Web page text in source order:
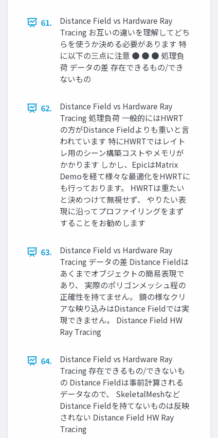
61.
Distance Field vs Hardware Ray
Tracing お互いの違いを理解してどち
らを使うか決める必要があります 特
に以下の三点に注意 ● ● ● 処理負
荷 データの差 存在できるもの/でき
ないもの
62.
Distance Field vs Hardware Ray
Tracing 処理負荷 一般的にはHWRT
の方がDistance Fieldよりも重いと言
われています 特にHWRTではレイト
レ用のシーン構築コストやメモリが
かかります しかし、EpicはMatrix
Demoを経て様々な最適化をHWRTに
も行っております。 HWRTは重たい
と決めつけて無視せず、 やりたい表
現に沿ってプロファイリングをまず
することをお勧めします
63.
Distance Field vs Hardware Ray
Tracing データの差 Distance Fieldは
あくまでオブジェクトの簡易表現で
あり、 実際のポリゴンメッシュ程の
正確性を持てません。 鏡の様なクリ
アな映り込みはDistance Fieldでは実
現できません。 Distance Field HW
Ray Tracing
64.
Distance Field vs Hardware Ray
Tracing 存在できるもの/できないも
の Distance Fieldは事前計算される
データなので、 SkeletalMeshなど
Distance Fieldを持てないものは反映
されない Distance Field HW Ray
Tracing